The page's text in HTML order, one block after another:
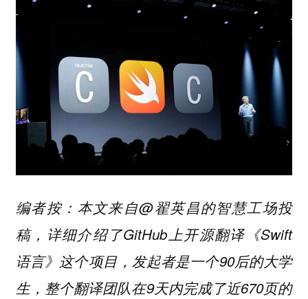
编者按：本文来自@翟英昌的智慧工场投
稿，详细介绍了GitHub上开源翻译《Swift
语言》这个项目，发起者是一个90后的大学
生，整个翻译团队在9天内完成了近670页的